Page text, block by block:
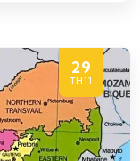
29
TH11